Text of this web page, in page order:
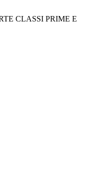
CLASSI PRIME E